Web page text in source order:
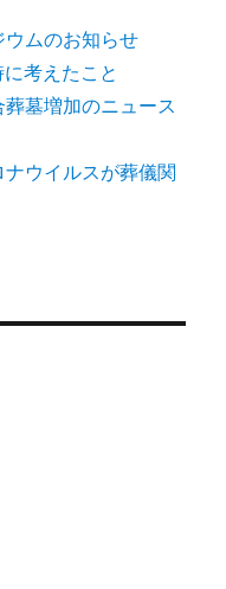
ムのお知らせ
考えたこと
墓増加のニュース
ウイルスが葬儀関